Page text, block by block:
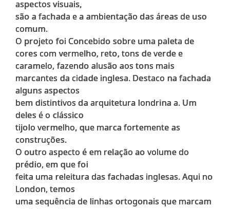
aspectos visuais,
são a fachada e a ambientação das áreas de uso
comum.
O projeto foi Concebido sobre uma paleta de
cores com vermelho, reto, tons de verde e
caramelo, fazendo alusão aos tons mais
marcantes da cidade inglesa. Destaco na fachada
alguns aspectos
bem distintivos da arquitetura londrina a. Um
deles é o clássico
tijolo vermelho, que marca fortemente as
construções.
O outro aspecto é em relação ao volume do
prédio, em que foi
feita uma releitura das fachadas inglesas. Aqui no
London, temos
uma sequência de linhas ortogonais que marcam